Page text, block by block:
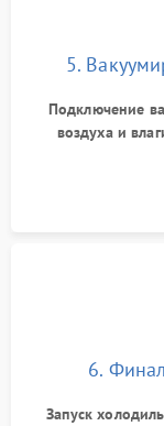
5.
Подключение
воздуха и
дозированным
электронным
6.
Запуск